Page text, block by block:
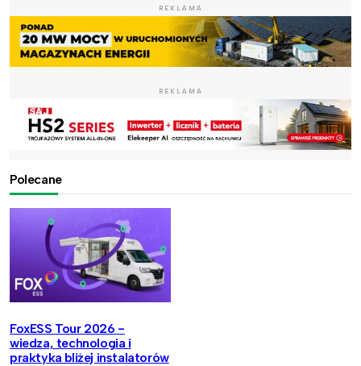
REKLAMA
REKLAMA
Polecane
FoxESS Tour 2026 -
wiedza, technologia i
praktyka bliżej instalatorów